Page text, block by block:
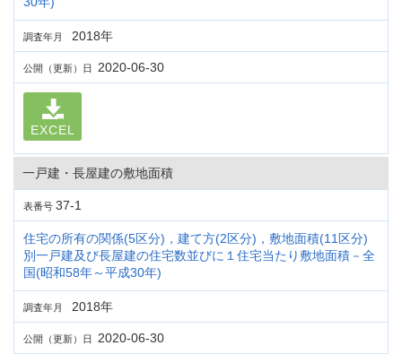
調査年月 2018年
公開（更新）日 2020-06-30
EXCEL
一戸建・長屋建の敷地面積
表番号 37-1
住宅の所有の関係(5区分)，建て方(2区分)，敷地面積(11区分)
別一戸建及び長屋建の住宅数並びに１住宅当たり敷地面積－全
国(昭和58年～平成30年)
調査年月 2018年
公開（更新）日 2020-06-30